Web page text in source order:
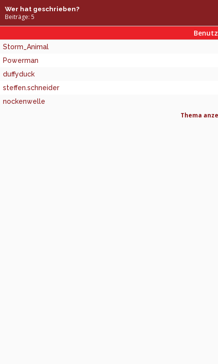
Wer hat geschrieben?
Beiträge: 5
Storm_Animal
Powerman
duffyduck
steffen.schneider
nockenwelle
Thema